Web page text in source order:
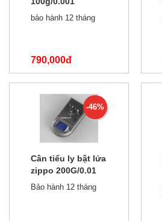
bảo hành 12 tháng
790,000đ
1,000,000đ
-46%
Cân tiểu ly bật lửa
zippo 200G/0.01
Bảo hành 12 tháng